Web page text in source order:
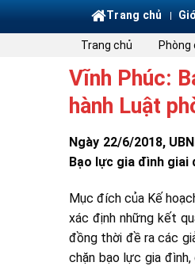
Trang chủ
Trang chủ Phòng
Vĩnh Phúc:
hành Luật
Ngày 22/6/2018,
Bạo lực gia đình giai
Mục đích của Kế
xác định những kết
đồng thời đề ra các
chặn bạo lực gia đình,